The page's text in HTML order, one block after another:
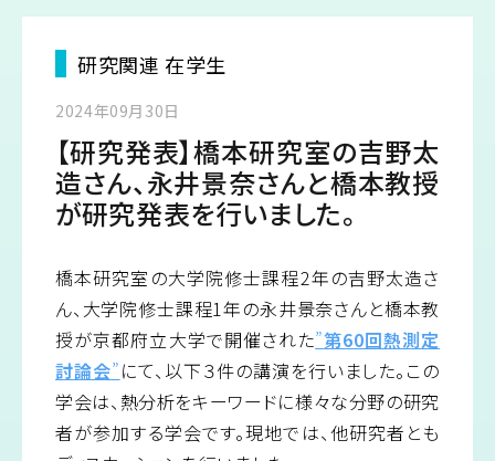
日本大学 日本大学文理学部 EN JP
研究関連 在学生
2024年09月30日
【研究発表】橋本研究室の吉野太
造さん、永井景奈さんと橋本教授
が研究発表を行いました。
橋本研究室の大学院修士課程2年の吉野太造さ
ん、大学院修士課程1年の永井景奈さんと橋本教
授が京都府立大学で開催された”第60回熱測定
討論会”にて、以下３件の講演を行いました。この
学会は、熱分析をキーワードに様々な分野の研究
者が参加する学会です。現地では、他研究者とも